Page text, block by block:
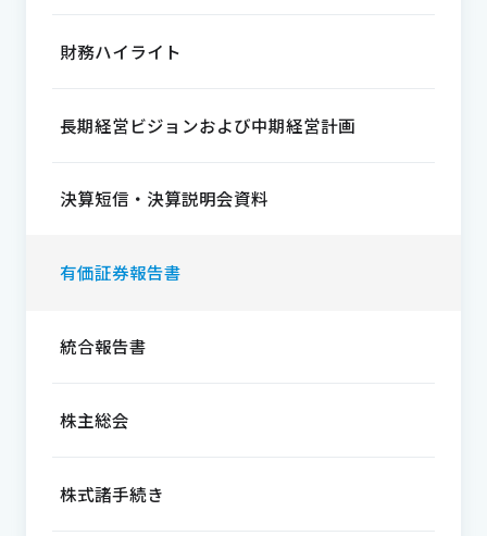
財務ハイライト
長期経営ビジョンおよび中期経営計画
決算短信・決算説明会資料
有価証券報告書
統合報告書
株主総会
株式諸手続き